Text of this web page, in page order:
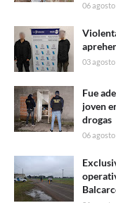
06 agosto
03 agosto
Fue
joven
drogas
06 agosto